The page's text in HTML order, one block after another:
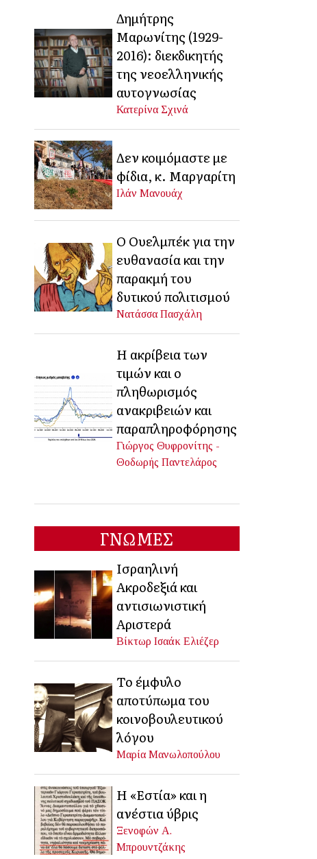
Δημήτρης
Μαρωνίτης (1929-
2016): διεκδικητής
της νεοελληνικής
αυτογνωσίας
Κατερίνα Σχινά
Δεν κοιμόμαστε με
φίδια, κ. Μαργαρίτη
Ιλάν Μανουάχ
Ο Ουελμπέκ για την
ευθανασία και την
παρακμή του
δυτικού πολιτισμού
Νατάσσα Πασχάλη
Η ακρίβεια των
τιμών και ο
πληθωρισμός
ανακριβειών και
παραπληροφόρησης
Γιώργος Θυφρονίτης -
Θοδωρής Παντελάρος
ΓΝΩΜΕΣ
Ισραηλινή
Ακροδεξιά και
αντισιωνιστική
Αριστερά
Βίκτωρ Ισαάκ Ελιέζερ
Το έμφυλο
αποτύπωμα του
κοινοβουλευτικού
λόγου
Μαρία Μανωλοπούλου
Η «Εστία» και η
ανέστια ύβρις
Ξενοφών Α.
Μπρουντζάκης